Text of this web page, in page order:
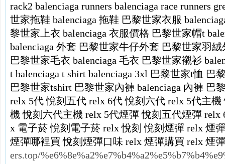
rack2 balenciaga runners balenciaga race runners
世家拖鞋 balenciaga 拖鞋 巴黎世家衣服
黎世家上衣 balenciaga 衣服價格 巴黎世家帽t
balenciaga 外套 巴黎世家牛仔外套 巴黎世家羽絨
巴黎世家毛衣 balenciaga 毛衣 巴黎世家襯衫
t balenciaga t shirt balenciaga 3xl 巴黎世家t恤 巴
巴黎世家tshirt 巴黎世家內褲 balenciaga 內褲 巴
relx 5代 悅刻五代 relx 6代 悅刻六代 relx 5代主機
機 悅刻六代主機 relx 5代煙彈 悅刻五代煙彈 relx
x 電子菸 悅刻電子菸 relx 悅刻 悅刻煙彈 relx 煙彈
煙彈哪裡買 悅刻煙彈口味 relx 煙彈購買 relx 煙
ers.top/